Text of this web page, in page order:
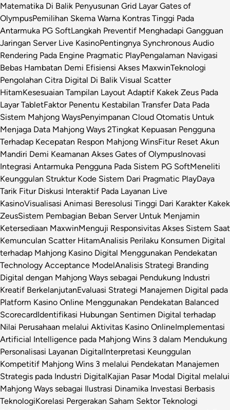
Matematika Di Balik Penyusunan Grid Layar Gates of
OlympusPemilihan Skema Warna Kontras Tinggi Pada
Antarmuka PG SoftLangkah Preventif Menghadapi Gangguan
Jaringan Server Live KasinoPentingnya Synchronous Audio
Rendering Pada Engine Pragmatic PlayPengalaman Navigasi
Bebas Hambatan Demi Efisiensi Akses MaxwinTeknologi
Pengolahan Citra Digital Di Balik Visual Scatter
HitamKesesuaian Tampilan Layout Adaptif Kakek Zeus Pada
Layar TabletFaktor Penentu Kestabilan Transfer Data Pada
Sistem Mahjong WaysPenyimpanan Cloud Otomatis Untuk
Menjaga Data Mahjong Ways 2Tingkat Kepuasan Pengguna
Terhadap Kecepatan Respon Mahjong WinsFitur Reset Akun
Mandiri Demi Keamanan Akses Gates of OlympusInovasi
Integrasi Antarmuka Pengguna Pada Sistem PG SoftMeneliti
Keunggulan Struktur Kode Sistem Dari Pragmatic PlayDaya
Tarik Fitur Diskusi Interaktif Pada Layanan Live
KasinoVisualisasi Animasi Beresolusi Tinggi Dari Karakter Kakek
ZeusSistem Pembagian Beban Server Untuk Menjamin
Ketersediaan MaxwinMenguji Responsivitas Akses Sistem Saat
Kemunculan Scatter HitamAnalisis Perilaku Konsumen Digital
terhadap Mahjong Kasino Digital Menggunakan Pendekatan
Technology Acceptance ModelAnalisis Strategi Branding
Digital dengan Mahjong Ways sebagai Pendukung Industri
Kreatif BerkelanjutanEvaluasi Strategi Manajemen Digital pada
Platform Kasino Online Menggunakan Pendekatan Balanced
ScorecardIdentifikasi Hubungan Sentimen Digital terhadap
Nilai Perusahaan melalui Aktivitas Kasino OnlineImplementasi
Artificial Intelligence pada Mahjong Wins 3 dalam Mendukung
Personalisasi Layanan DigitalInterpretasi Keunggulan
Kompetitif Mahjong Wins 3 melalui Pendekatan Manajemen
Strategis pada Industri DigitalKajian Pasar Modal Digital melalui
Mahjong Ways sebagai Ilustrasi Dinamika Investasi Berbasis
TeknologiKorelasi Pergerakan Saham Sektor Teknologi